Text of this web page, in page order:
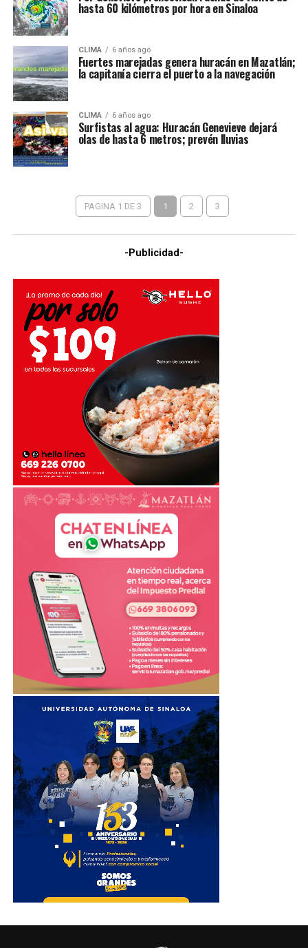
hasta 60 kilómetros por hora en Sinaloa
CLIMA 6 años ago
Fuertes marejadas genera huracán en Mazatlán;
la capitanía cierra el puerto a la navegación
CLIMA 6 años ago
Surfistas al agua: Huracán Genevieve dejará
olas de hasta 6 metros; prevén lluvias
PAGINA 1 DE 3 1 2 3
-Publicidad-